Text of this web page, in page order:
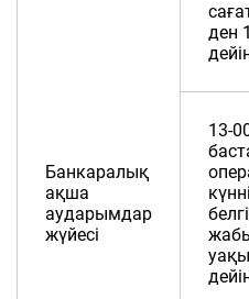
Банкаралық
ақша
аударымдар
жүйесі
ден
13-